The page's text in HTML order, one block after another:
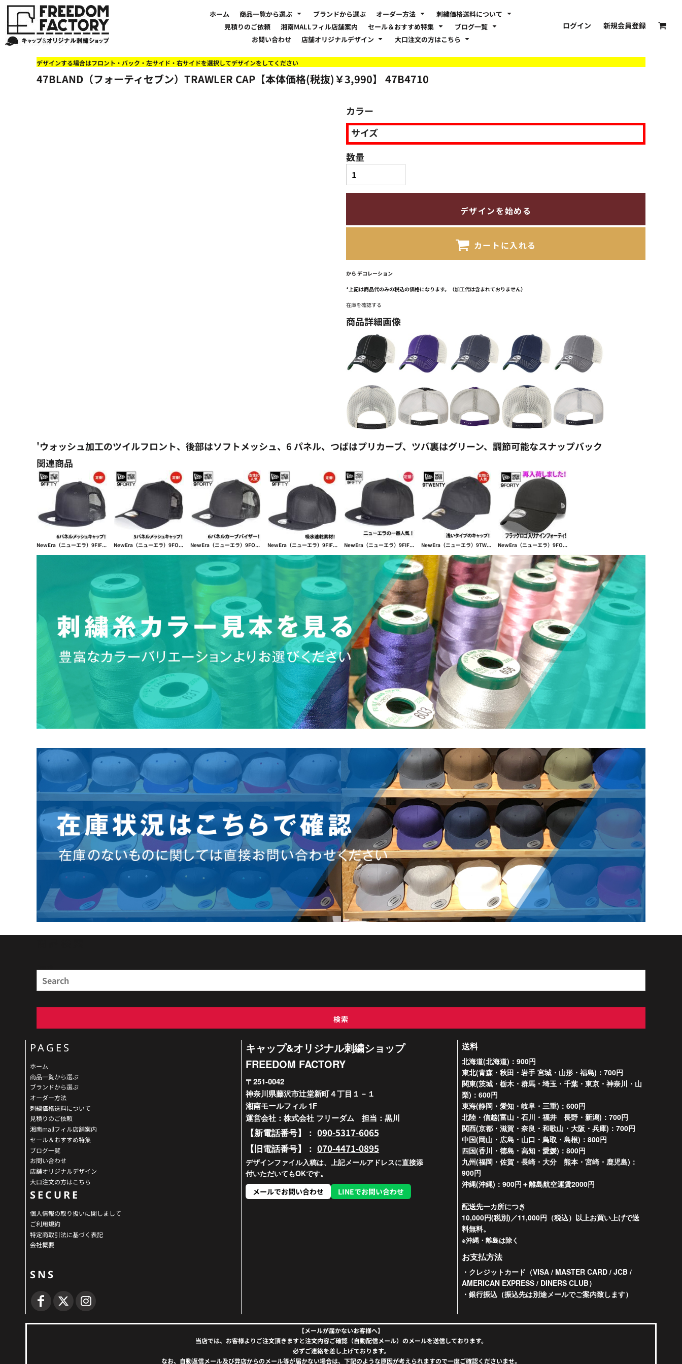
ホーム 商品一覧から選ぶ ブランドから選ぶ オーダー方法
刺繍価格送料について
見積りのご依頼
湘南MALLフィル店舗案内 セール＆おすすめ特集
ブログ一覧
お問い合わせ
店舗オリジナルデザイン 大口注文の方はこちら
ログイン 新規会員登録
デザインする場合はフロント・バック・左サイド・右サイドを選択してデザインをしてください
47BLAND（フォーティセブン）TRAWLER CAP【本体価格(税抜)￥3,990】 47B4710
カラー
サイズ
数量
デザインを始める
カートに入れる
から デコレーション
*上記は商品代のみの税込の価格になります。（加工代は含まれておりません）
在庫を確認する
商品詳細画像
'ウォッシュ加工のツイルフロント、後部はソフトメッシュ、6 パネル、つばはプリカーブ、ツバ裏はグリーン、調節可能なスナップバック
関連商品
NewEra（ニューエラ）9FIFTY Standard Fit Trucker Cap【本体価格(税抜)￥4,990】 NewEra（ニューエラ）9FORTY snapback trucker CAP【本体価格(税抜)￥4,990】 NewEra（ニューエラ）9FORTY Low Profile Trucker【本体価格(税抜)￥4,990】 NewEra（ニューエラ）9FIFTY Diamond Flat Snapback【本体価格(税抜)￥4,990】 NewEra（ニューエラ）9FIFTY Flat Bill Snapback Cap【本体価格(税抜)￥4,990】 NewEra（ニューエラ）9TWENTY Adjustable low cap【本体価格(税抜)￥4,990】 NewEra（ニューエラ）9FORTY CLASSIC フラッグロゴ入り【本体価格(税抜)￥5,800】
検索
PAGES
ホーム
商品一覧から選ぶ
ブランドから選ぶ
オーダー方法
刺繍価格送料について
見積りのご依頼
湘南mallフィル店舗案内
セール＆おすすめ特集
ブログ一覧
お問い合わせ
店舗オリジナルデザイン
大口注文の方はこちら
SECURE
個人情報の取り扱いに関しまして
ご利用規約
特定商取引法に基づく表記
会社概要
SNS
キャップ&オリジナル刺繍ショップ
FREEDOM FACTORY
〒251-0042
神奈川県藤沢市辻堂新町４丁目１－１
湘南モールフィル 1F
運営会社：株式会社 フリーダム 担当：黒川
【新電話番号】：090-5317-6065
【旧電話番号】：070-4471-0895
デザインファイル入稿は、上記メールアドレスに直接添
付いただいてもOKです。
メールでお問い合わせ
LINEでお問い合わせ
送料
北海道(北海道)：900円
東北(青森・秋田・岩手 宮城・山形・福島)：700円
関東(茨城・栃木・群馬・埼玉・千葉・東京・神奈川・山
梨)：600円
東海(静岡・愛知・岐阜・三重)：600円
北陸・信越(富山・石川・福井 長野・新潟)：700円
関西(京都・滋賀・奈良・和歌山・大阪・兵庫)：700円
中国(岡山・広島・山口・鳥取・島根)：800円
四国(香川・徳島・高知・愛媛)：800円
九州(福岡・佐賀・長崎・大分 熊本・宮崎・鹿児島)：
900円
沖縄(沖縄)：900円＋離島航空運賃2000円
配送先一カ所につき
10,000円(税別)／11,000円（税込）以上お買い上げで送
料無料。
※沖縄・離島は除く
お支払方法
・クレジットカード（VISA / MASTER CARD / JCB /
AMERICAN EXPRESS / DINERS CLUB）
・銀行振込（振込先は別途メールでご案内致します）
【メールが届かないお客様へ】
当店では、お客様よりご注文頂きますと注文内容ご確認（自動配信メール）のメールを送信しております。
必ずご連絡を差し上げております。
なお、自動返信メール及び弊店からのメール等が届かない場合は、下記のような原因が考えられますので一度ご確認くださいませ。
ホーム
商品一覧から選ぶ
商品一覧から選ぶ
オーダー方法
オーダー方法
新着おすすめ商品
セール
NEW ERA BLANK CAP(ニューエラ 無地キャップ）
FLEXFIT/YUPOONG（フレックスフィット/ユーポン 無地キャップ）
その他ブランドブランク無地キャップ
オリジナル刺繍をオーダー
文字でデザインする場合
お客様のデザインをアップロードする場合
ネットで購入した方で再注文したい方へ
Q&A 質問と回答参考事例
【帽子】刺繍価格について
【アパレル】刺繍価格について
送料について
オリジナル刺繍製作事例
オリジナル刺繍価格参考事例
バッグやTシャツにも刺繍可能
59FIFTYとは?
ユーポン/フレックスフィットとは
ユナイテッドアスレ取り扱い開始!
キャラクターワッペン販売中!
商品紹介・新着情報
刺繍・デザインの知識
刺繍ミシン・設備紹介
帽子のメンテナンス他
FREEDOM
アルファベット3D刺繍 花文字A A-Z
ワッペン
湘南
父の日
法人・企業向け商品特集
イベント・販促向け商品特集
学校・部活向け商品特集